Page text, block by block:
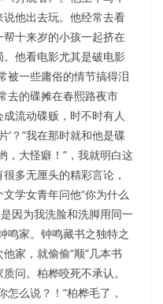
他出去玩。他经常去看
十来岁的小孩一起挤在
他看电影尤其是破电影
被一些庸俗的情节搞得泪
去的碟摊在春熙路夜市
流动碟贩，时不时有人
’？”我在那时就和他是碟
，大怪癖！”，我就明白这
多无厘头的精彩言论，
学女青年问他“你为什么
因为我洗脸和洗脚用同一
鸣家。钟鸣藏书之独特之
家，就偷偷“顺”几本书
问。柏桦咬死不承认。
么说？！”柏桦毛了，